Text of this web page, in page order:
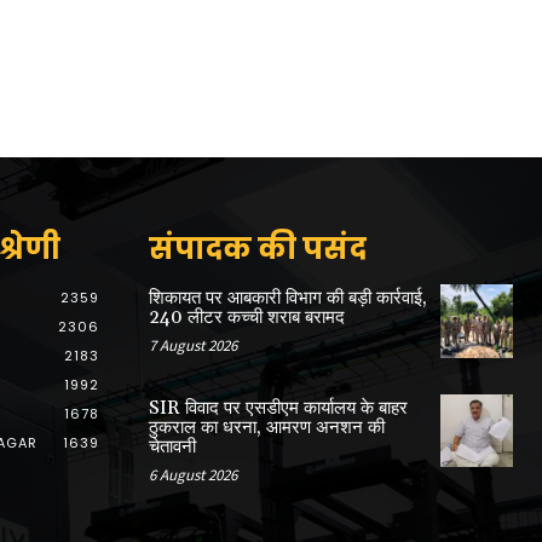
2359
2306
2183
1992
1678
1639
संपादक की पसंद
शिकायत पर आबकारी विभाग की बड़ी कार्रवाई,
240 लीटर कच्ची शराब बरामद
7 August 2026
SIR विवाद पर एसडीएम कार्यालय के बाहर
ठुकराल का धरना, आमरण अनशन की
चेतावनी
6 August 2026